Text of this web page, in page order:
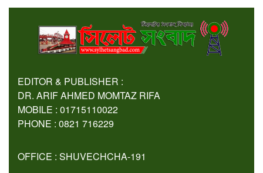
EDITOR & PUBLISHER :
DR. ARIF AHMED MOMTAZ RIFA
MOBILE : 01715110022
PHONE : 0821 716229
OFFICE : SHUVECHCHA-191